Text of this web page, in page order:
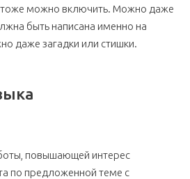
тоже можно включить. Можно даже
быть написана именно на
даже загадки или стишки.
повышающей интерес
по предложенной теме с